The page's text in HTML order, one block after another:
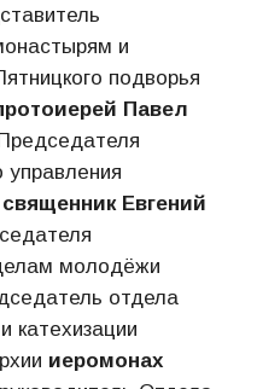
и
подворья
Павел
управления
священник Евгений
молодёжи
отдела
катехизации
иеромонах